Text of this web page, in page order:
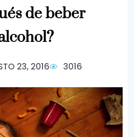
de beber
23, 2016 3016